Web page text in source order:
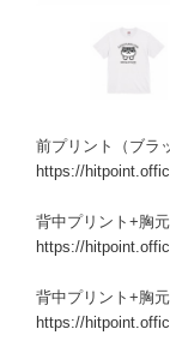
前プリント（ブラ
https://
背中プリント+胸
https://
背中プリント+胸
https://